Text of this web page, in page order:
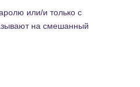
или/и только с
на смешанный